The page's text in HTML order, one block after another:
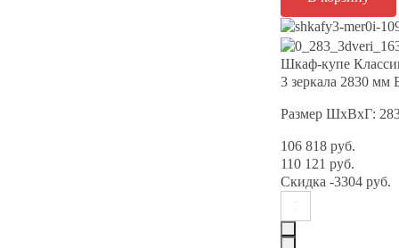
Шкаф-купе
3 зеркала 2830 мм
Размер ШхВхГ:
106 818 руб.
110 121 руб.
Скидка -3304 руб.